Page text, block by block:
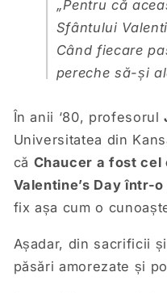
„Pentru că
Sfântului
Când fiecare
pereche să-și
În anii ‘80, profesorul
Universitatea din
că Chaucer a fost
Valentine’s Day într-
fix așa cum o
Așadar, din sacrificii
păsări amorezate și